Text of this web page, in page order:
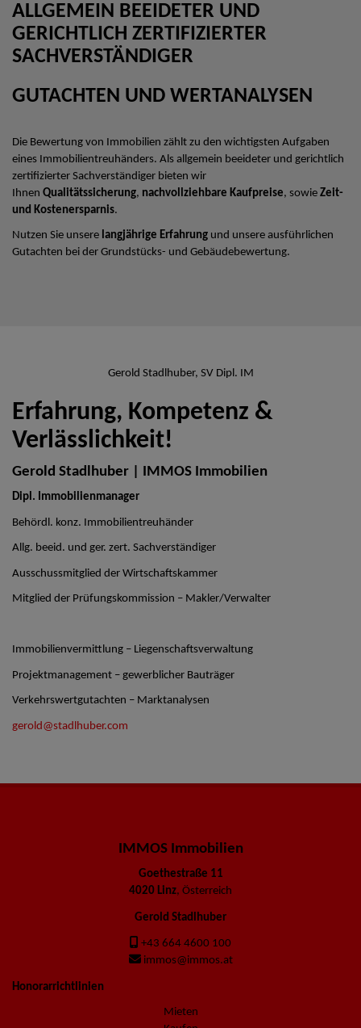
ALLGEMEIN BEEIDETER UND
GERICHTLICH ZERTIFIZIERTER
SACHVERSTÄNDIGER
GUTACHTEN UND WERTANALYSEN
Die Bewertung von Immobilien zählt zu den wichtigsten Aufgaben
eines Immobilientreuhänders. Als allgemein beeideter und gerichtlich
zertifizierter Sachverständiger bieten wir
Ihnen Qualitätssicherung, nachvollziehbare Kaufpreise, sowie Zeit-
und Kostenersparnis.
Nutzen Sie unsere langjährige Erfahrung und unsere ausführlichen
Gutachten bei der Grundstücks- und Gebäudebewertung.
Gerold Stadlhuber, SV Dipl. IM
Erfahrung, Kompetenz &
Verlässlichkeit!
Gerold Stadlhuber | IMMOS Immobilien
Dipl. Immobilienmanager
Behördl. konz. Immobilientreuhänder
Allg. beeid. und ger. zert. Sachverständiger
Ausschussmitglied der Wirtschaftskammer
Mitglied der Prüfungskommission – Makler/Verwalter
Immobilienvermittlung – Liegenschaftsverwaltung
Projektmanagement – gewerblicher Bauträger
Verkehrswertgutachten – Marktanalysen
gerold@stadlhuber.com
IMMOS Immobilien
Goethestraße 11
4020 Linz, Österreich
Gerold Stadlhuber
+43 664 4600 100
immos@immos.at
Honorarrichtlinien
Mieten